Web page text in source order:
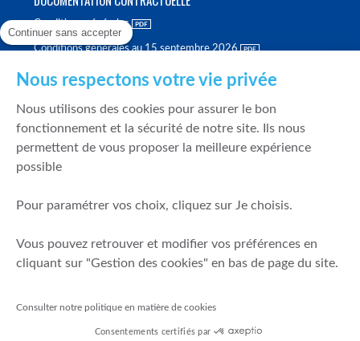
Conditions générales
Conditions générales au 15 septembre 2026
Politique de meilleure sélection
Politique de durabilité
Fonds de garantie des dépôts et de résolution
Mentions légales
Prévention de la fraude
Continuer sans accepter
Nous respectons votre vie privée
Nous utilisons des cookies pour assurer le bon
fonctionnement et la sécurité de notre site. Ils nous
permettent de vous proposer la meilleure expérience
possible
Pour paramétrer vos choix, cliquez sur Je choisis.
Vous pouvez retrouver et modifier vos préférences en
cliquant sur "Gestion des cookies" en bas de page du site.
Consulter notre politique en matière de cookies
Consentements certifiés par